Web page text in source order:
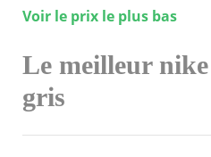
Voir le prix le plus bas
Le meilleur
gris